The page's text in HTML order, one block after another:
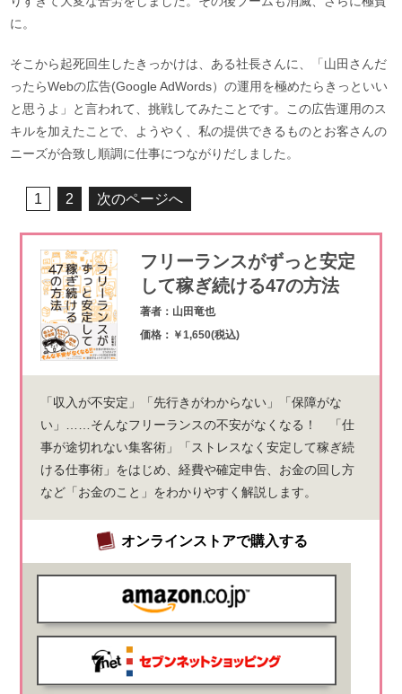
に。
そこから起死回生したきっかけは、ある社長さんに、「山田さんだ
ったらWebの広告(Google AdWords）の運用を極めたらきっといい
と思うよ」と言われて、挑戦してみたことです。この広告運用のス
キルを加えたことで、ようやく、私の提供できるものとお客さんの
ニーズが合致し順調に仕事につながりだしました。
1 2 次のページへ
フリーランスがずっと安定
して稼ぎ続ける47の方法
著者：山田竜也
価格：￥1,650(税込)
「収入が不安定」「先行きがわからない」「保障がな
い」……そんなフリーランスの不安がなくなる！ 「仕
事が途切れない集客術」「ストレスなく安定して稼ぎ続
ける仕事術」をはじめ、経費や確定申告、お金の回し方
など「お金のこと」をわかりやすく解説します。
オンラインストアで購入する